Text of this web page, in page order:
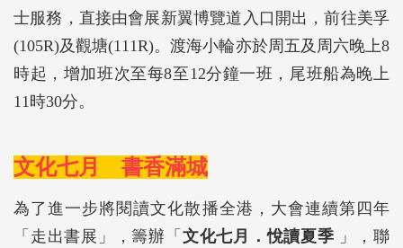
士服務，直接由會展新翼博覽道入口開出，前往美孚
(105R)及觀塘(111R)。渡海小輪亦於周五及周六晚上8
時起，增加班次至每8至12分鐘一班，尾班船為晚上
11時30分。
文化七月 書香滿城
為了進一步將閱讀文化散播全港，大會連續第四年
「走出書展」，籌辦「 文化七月．悅讀夏季 」，聯